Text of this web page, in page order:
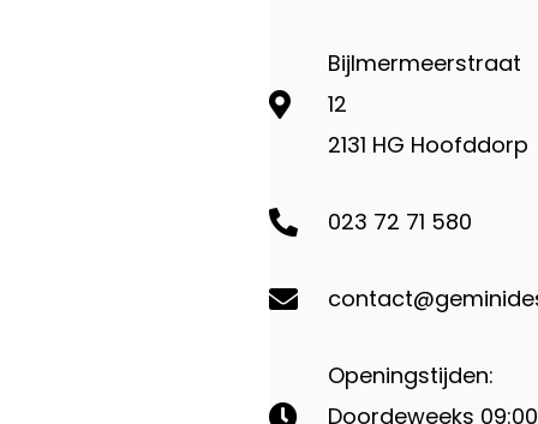
Bijlmermeerstraat
12
2131 HG Hoofddorp
023 72 71 580
Openingstijden:
Doordeweeks 09:00